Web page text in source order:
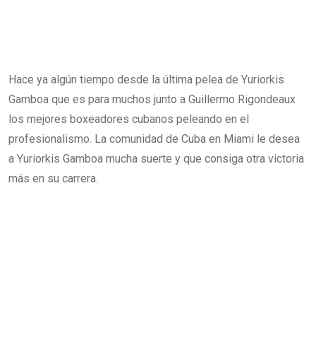
Hace ya algún tiempo desde la última pelea de Yuriorkis
Gamboa que es para muchos junto a Guillermo Rigondeaux
los mejores boxeadores cubanos peleando en el
profesionalismo. La comunidad de Cuba en Miami le desea
a Yuriorkis Gamboa mucha suerte y que consiga otra victoria
más en su carrera.